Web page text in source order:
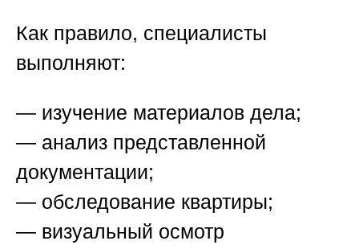
Как правило, специалисты
выполняют:
— изучение материалов дела;
— анализ представленной
документации;
— обследование квартиры;
— визуальный осмотр